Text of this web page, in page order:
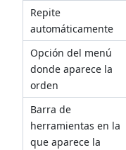
Repite
automáticamente
Opción del menú
donde aparece la
orden
Barra de
herramientas en la
que aparece la